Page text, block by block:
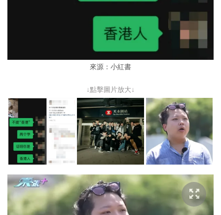
來源：小紅書
↓點擊圖片放大↓